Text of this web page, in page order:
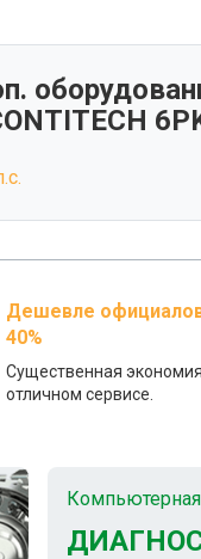
Дешевле
40%
Существенная
отличном сервисе.